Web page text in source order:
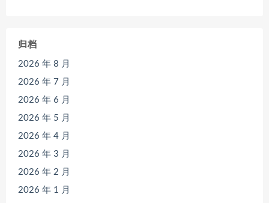
归档
2026 年 8 月
2026 年 7 月
2026 年 6 月
2026 年 5 月
2026 年 4 月
2026 年 3 月
2026 年 2 月
2026 年 1 月